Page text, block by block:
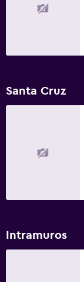
Santa Cruz
Intramuros